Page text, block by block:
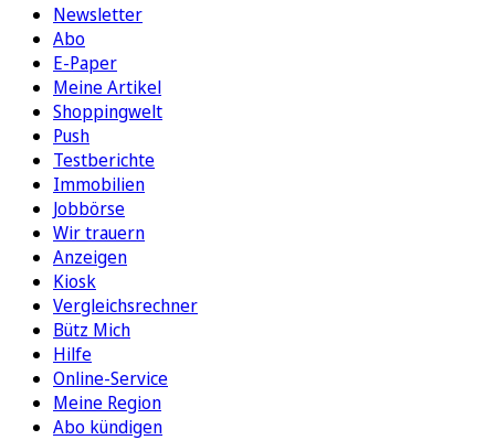
Newsletter
Abo
E-Paper
Meine Artikel
Shoppingwelt
Push
Testberichte
Immobilien
Jobbörse
Wir trauern
Anzeigen
Kiosk
Vergleichsrechner
Bütz Mich
Hilfe
Online-Service
Meine Region
Abo kündigen